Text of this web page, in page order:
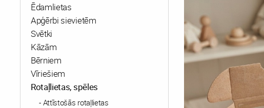
Ēdamlietas
Apģērbi sievietēm
Svētki
Kāzām
Bērniem
Vīriešiem
Rotaļlietas, spēles
Attīstošās rotaļlietas